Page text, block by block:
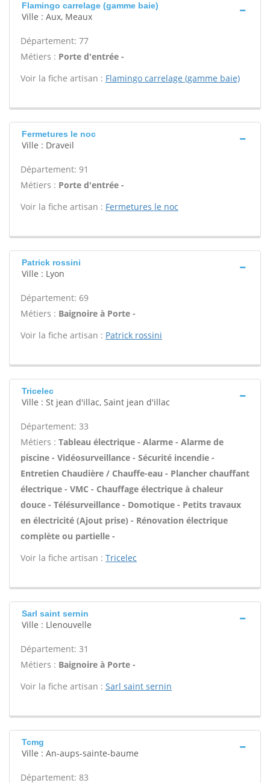
Flamingo carrelage (gamme baie)
Ville : Aux, Meaux
Département: 77
Métiers : Porte d'entrée -
Voir la fiche artisan : Flamingo carrelage (gamme baie)
Fermetures le noc
Ville : Draveil
Département: 91
Métiers : Porte d'entrée -
Voir la fiche artisan : Fermetures le noc
Patrick rossini
Ville : Lyon
Département: 69
Métiers : Baignoire à Porte -
Voir la fiche artisan : Patrick rossini
Tricelec
Ville : St jean d'illac, Saint jean d'illac
Département: 33
Métiers : Tableau électrique - Alarme - Alarme de
piscine - Vidéosurveillance - Sécurité incendie -
Entretien Chaudière / Chauffe-eau - Plancher chauffant
électrique - VMC - Chauffage électrique à chaleur
douce - Télésurveillance - Domotique - Petits travaux
en électricité (Ajout prise) - Rénovation électrique
complète ou partielle -
Voir la fiche artisan : Tricelec
Sarl saint sernin
Ville : Llenouvelle
Département: 31
Métiers : Baignoire à Porte -
Voir la fiche artisan : Sarl saint sernin
Tcmg
Ville : An-aups-sainte-baume
Département: 83